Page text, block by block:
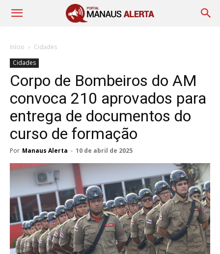
Início
Cidades
Cidades
Corpo de Bombeiros do AM
convoca 210 aprovados para
entrega de documentos do
curso de formação
Por Manaus Alerta - 10 de abril de 2025